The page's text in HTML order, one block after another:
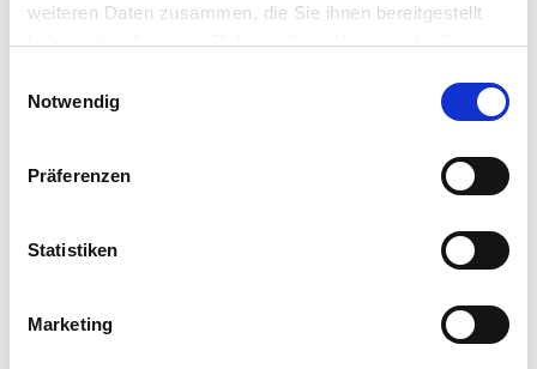
weiteren Daten zusammen, die Sie ihnen bereitgestellt
haben oder die sie im Rahmen Ihrer Nutzung der Dienste
Notwendig
Präferenzen
Statistiken
Marketing
Stof dwarrelt op
weinig warmte
Dure bijverwarming